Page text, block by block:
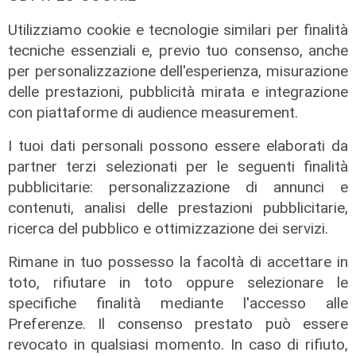
Utilizziamo cookie e tecnologie similari per finalità
tecniche essenziali e, previo tuo consenso, anche
per personalizzazione dell'esperienza, misurazione
delle prestazioni, pubblicità mirata e integrazione
con piattaforme di audience measurement.
I tuoi dati personali possono essere elaborati da
partner terzi selezionati per le seguenti finalità
pubblicitarie: personalizzazione di annunci e
contenuti, analisi delle prestazioni pubblicitarie,
ricerca del pubblico e ottimizzazione dei servizi.
Rimane in tuo possesso la facoltà di accettare in
toto, rifiutare in toto oppure selezionare le
specifiche finalità mediante l'accesso alle
Preferenze. Il consenso prestato può essere
revocato in qualsiasi momento. In caso di rifiuto,
06/08/2026
di Redazione Sport
Mercato
La Sampdoria blinda Krastev: il
portiere prolunga fino al 2030
di F.S.